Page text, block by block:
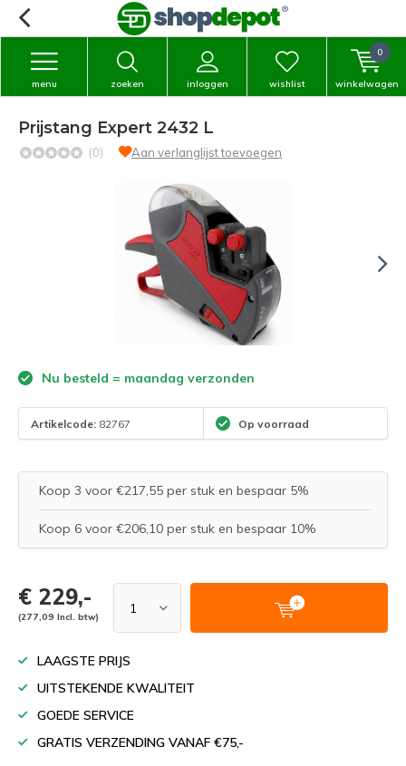
zoeken inloggen
menu wishlist winkelwagen
0
Prijstang Expert 2432 L
(0) Aan verlanglijst toevoegen
Nu besteld = maandag verzonden
Artikelcode: 82767 Op voorraad
Koop 3 voor €217,55 per stuk en bespaar 5%
Koop 6 voor €206,10 per stuk en bespaar 10%
€ 229,-
(277,09 Incl. btw)
LAAGSTE PRIJS
UITSTEKENDE KWALITEIT
GOEDE SERVICE
GRATIS VERZENDING VANAF €75,-